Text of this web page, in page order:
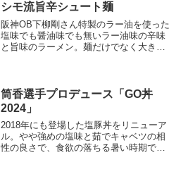
シモ流旨辛シュート麺
阪神OB下柳剛さん特製のラー油を使った
塩味でも醤油味でも無いラー油味の辛味
と旨味のラーメン。麺だけでなく大き目
筒香選手プロデュース「GO丼
2024」
2018年にも登場した塩豚丼をリニューア
ル。やや強めの塩味と茹でキャベツの相
性の良さで、食欲の落ちる暑い時期でも